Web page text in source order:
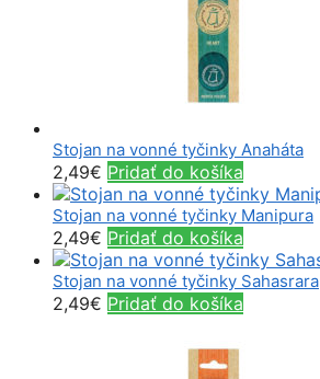
Stojan na vonné tyčinky Anaháta
2,49€ Pridať do košíka
Stojan na vonné tyčinky Manipura
2,49€ Pridať do košíka
Stojan na vonné tyčinky Sahasrara
2,49€ Pridať do košíka